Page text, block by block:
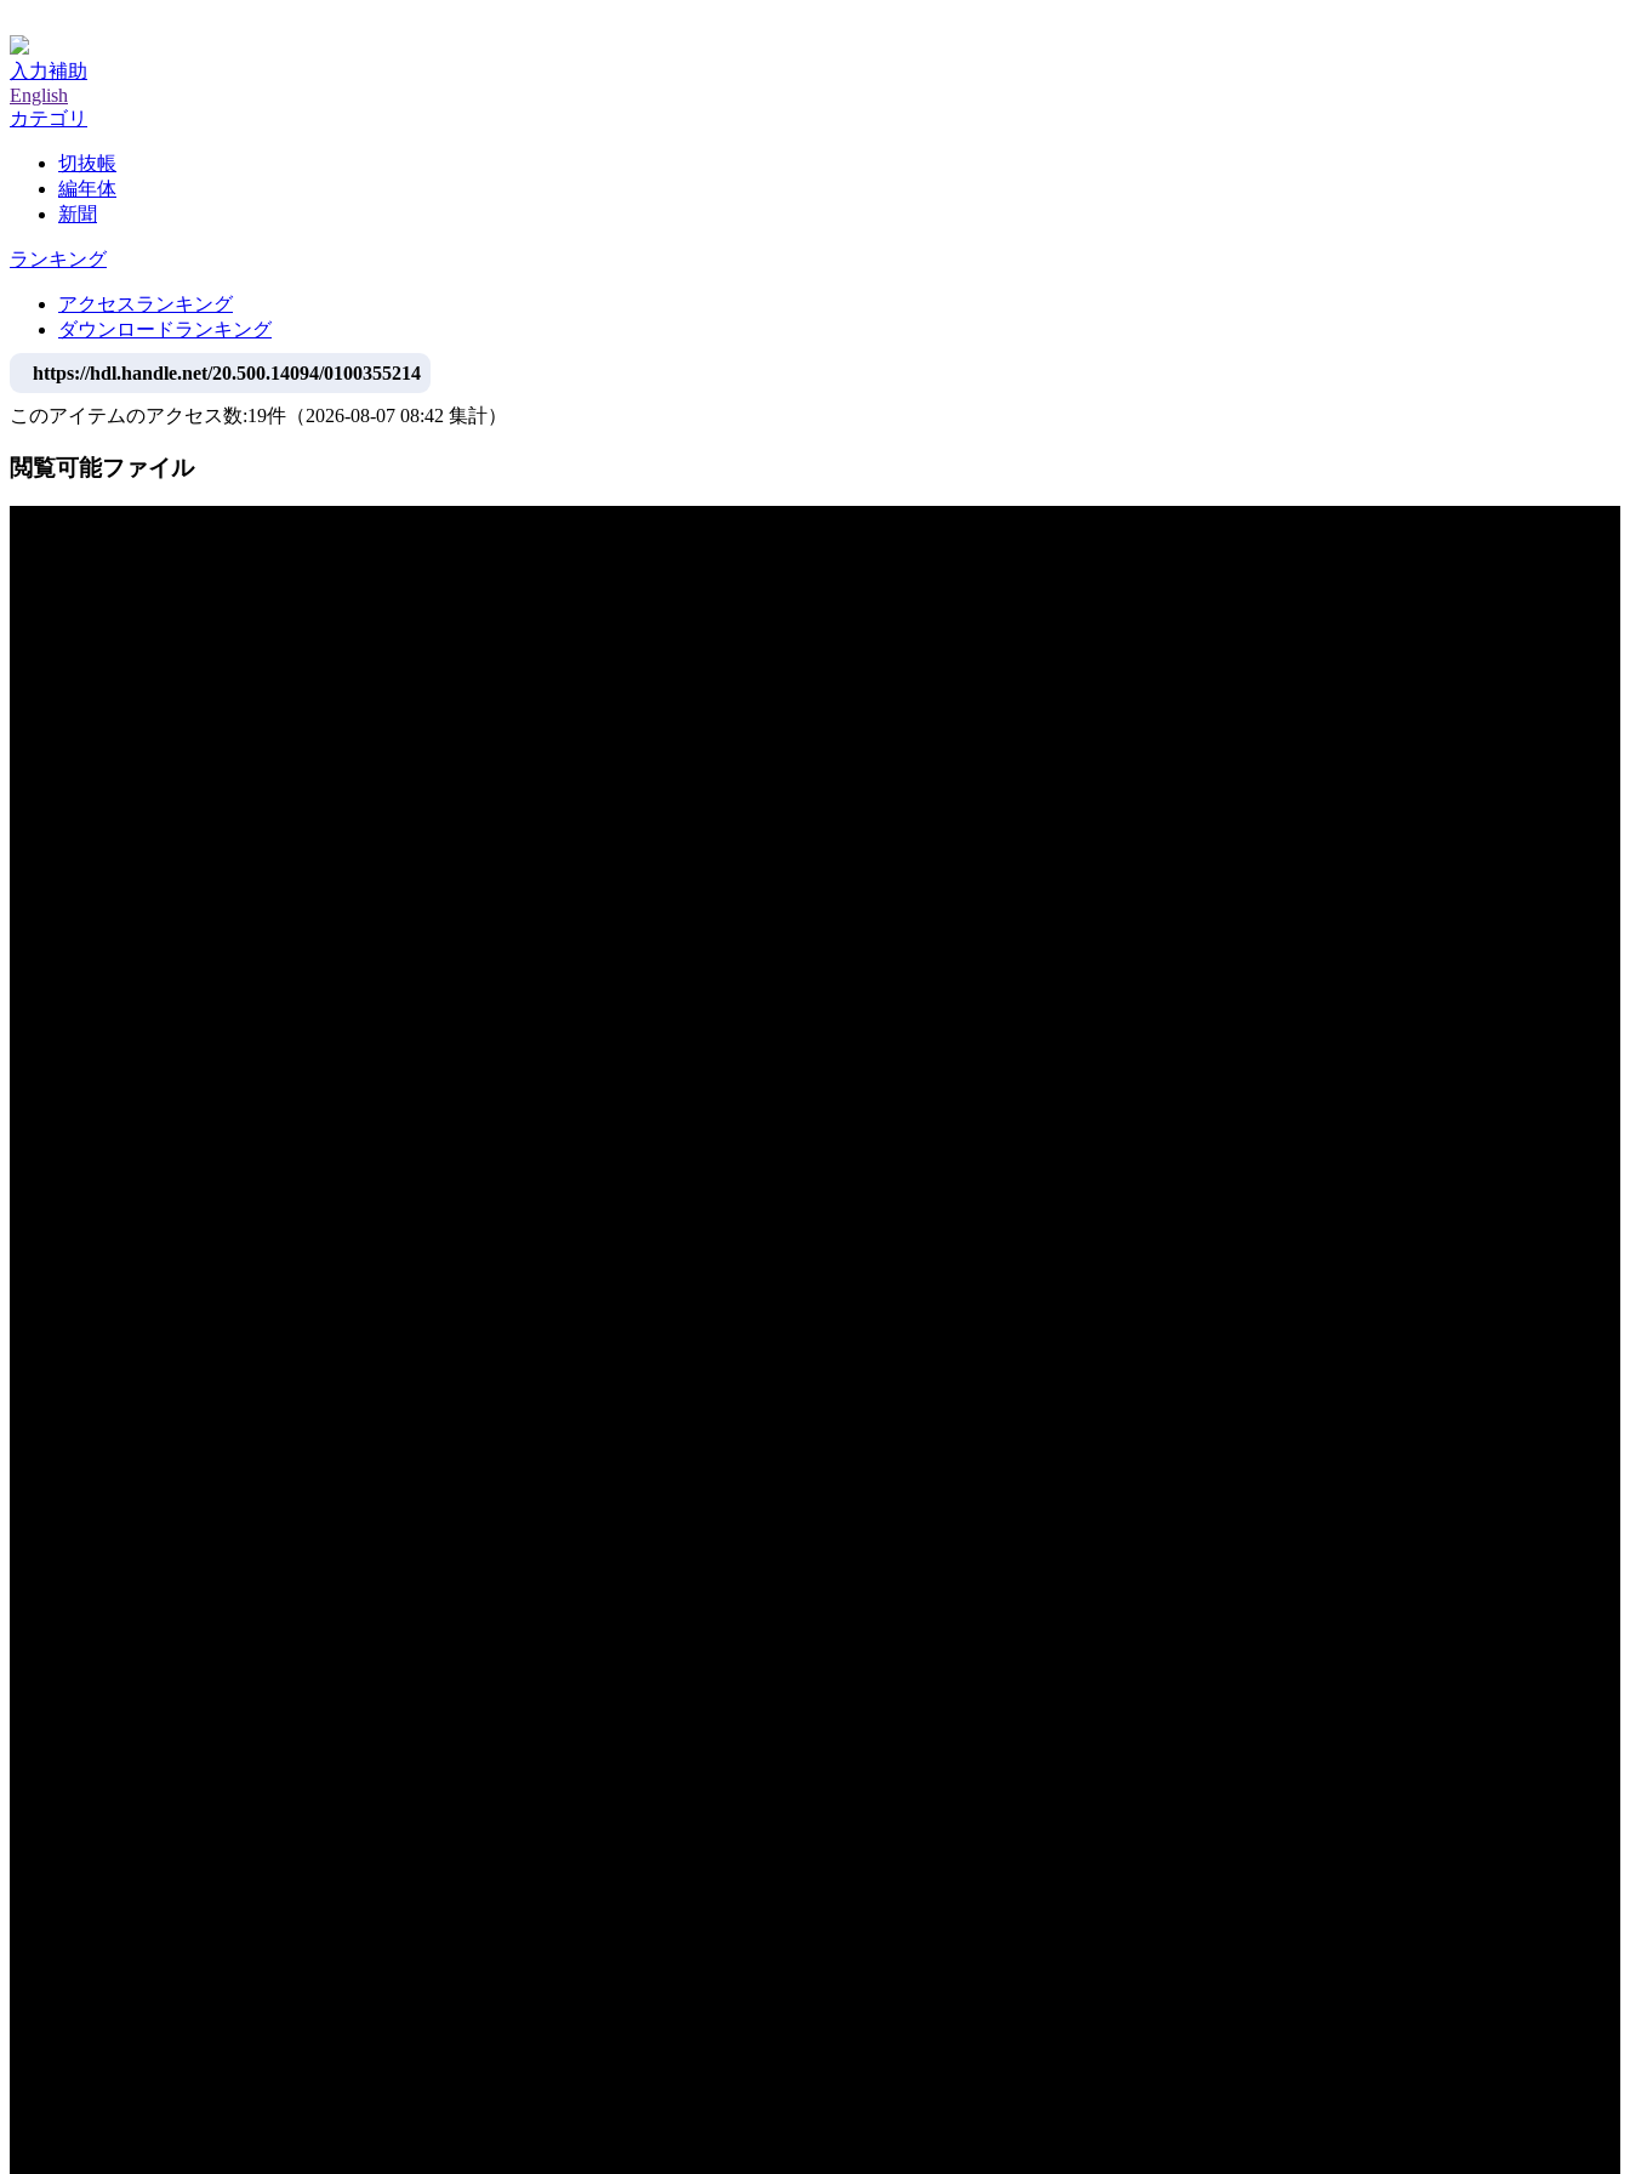
入力補助
English
カテゴリ
切抜帳
編年体
新聞
ランキング
アクセスランキング
ダウンロードランキング
https://hdl.handle.net/20.500.14094/0100355214
このアイテムのアクセス数:19件 （2026-08-07 08:42 集計）
閲覧可能ファイル